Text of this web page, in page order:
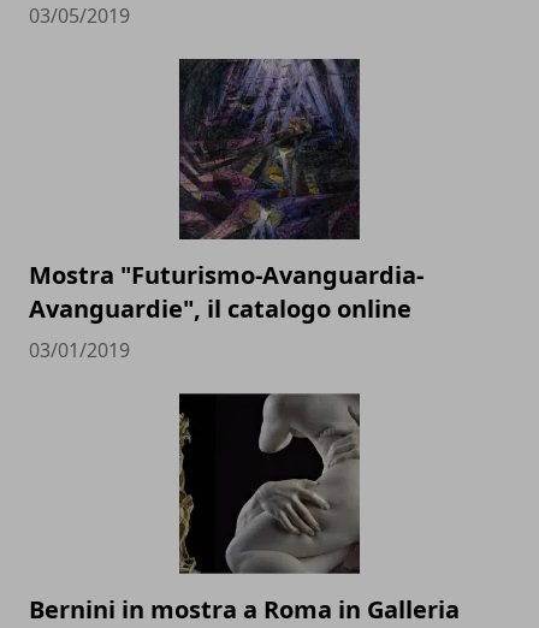
03/05/2019
Mostra "Futurismo-Avanguardia-
Avanguardie", il catalogo online
03/01/2019
Bernini in mostra a Roma in Galleria